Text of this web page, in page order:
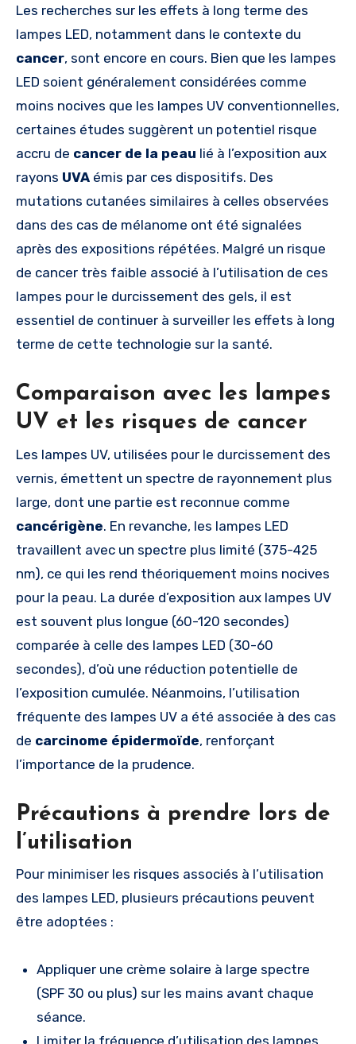
Les recherches sur les effets à long terme des
lampes LED, notamment dans le contexte du
cancer, sont encore en cours. Bien que les lampes
LED soient généralement considérées comme
moins nocives que les lampes UV conventionnelles,
certaines études suggèrent un potentiel risque
accru de cancer de la peau lié à l’exposition aux
rayons UVA émis par ces dispositifs. Des
mutations cutanées similaires à celles observées
dans des cas de mélanome ont été signalées
après des expositions répétées. Malgré un risque
de cancer très faible associé à l’utilisation de ces
lampes pour le durcissement des gels, il est
essentiel de continuer à surveiller les effets à long
terme de cette technologie sur la santé.
Comparaison avec les lampes
UV et les risques de cancer
Les lampes UV, utilisées pour le durcissement des
vernis, émettent un spectre de rayonnement plus
large, dont une partie est reconnue comme
cancérigène. En revanche, les lampes LED
travaillent avec un spectre plus limité (375-425
nm), ce qui les rend théoriquement moins nocives
pour la peau. La durée d’exposition aux lampes UV
est souvent plus longue (60-120 secondes)
comparée à celle des lampes LED (30-60
secondes), d’où une réduction potentielle de
l’exposition cumulée. Néanmoins, l’utilisation
fréquente des lampes UV a été associée à des cas
de carcinome épidermoïde, renforçant
l’importance de la prudence.
Précautions à prendre lors de
l’utilisation
Pour minimiser les risques associés à l’utilisation
des lampes LED, plusieurs précautions peuvent
être adoptées :
Appliquer une crème solaire à large spectre
(SPF 30 ou plus) sur les mains avant chaque
séance.